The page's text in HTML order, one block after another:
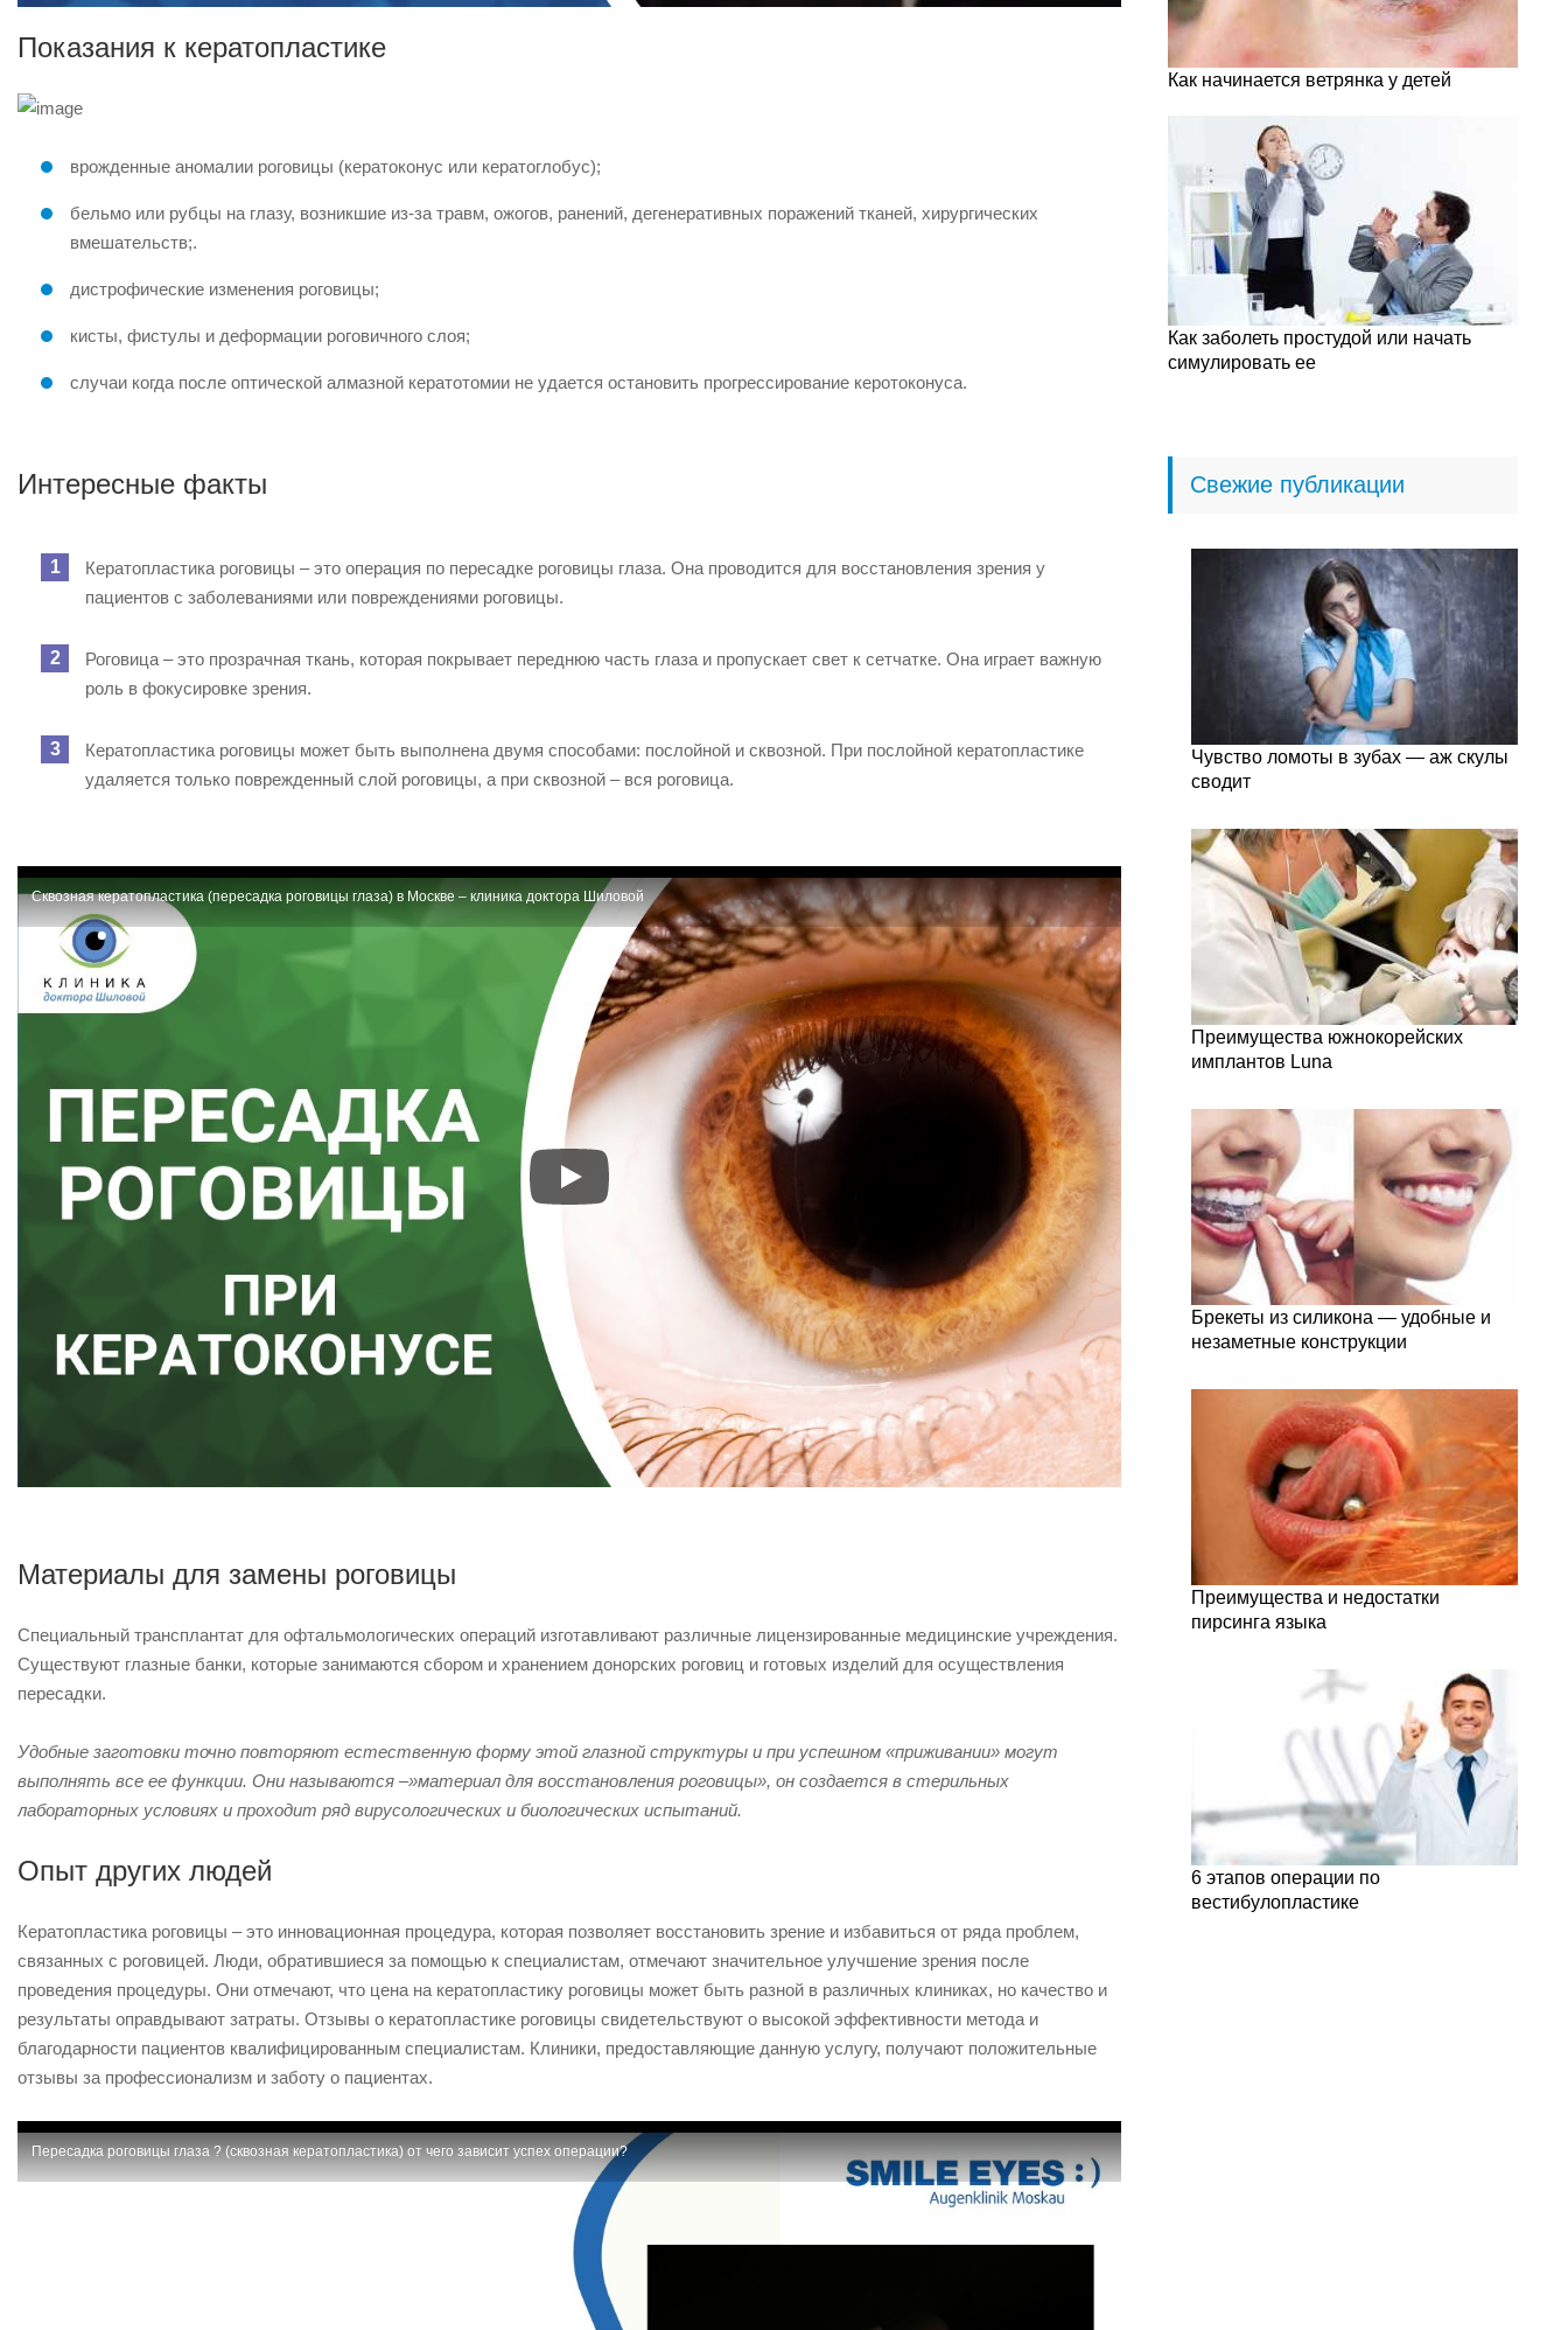
Показания к кератопластике
врожденные аномалии роговицы (кератоконус или кератоглобус);
бельмо или рубцы на глазу, возникшие из-за травм, ожогов, ранений, дегенеративных поражений тканей, хирургических
вмешательств;.
дистрофические изменения роговицы;
кисты, фистулы и деформации роговичного слоя;
случаи когда после оптической алмазной кератотомии не удается остановить прогрессирование керотоконуса.
Интересные факты
Кератопластика роговицы – это операция по пересадке роговицы глаза. Она проводится для восстановления зрения у
пациентов с заболеваниями или повреждениями роговицы.
Роговица – это прозрачная ткань, которая покрывает переднюю часть глаза и пропускает свет к сетчатке. Она играет важную
роль в фокусировке зрения.
Кератопластика роговицы может быть выполнена двумя способами: послойной и сквозной. При послойной кератопластике
удаляется только поврежденный слой роговицы, а при сквозной – вся роговица.
Сквозная кератопластика (пересадка роговицы глаза) в Москве – клиника доктора Шиловой
Материалы для замены роговицы
Специальный трансплантат для офтальмологических операций изготавливают различные лицензированные медицинские учреждения.
Существуют глазные банки, которые занимаются сбором и хранением донорских роговиц и готовых изделий для осуществления
пересадки.
Удобные заготовки точно повторяют естественную форму этой глазной структуры и при успешном «приживании» могут
выполнять все ее функции. Они называются –»материал для восстановления роговицы», он создается в стерильных
лабораторных условиях и проходит ряд вирусологических и биологических испытаний.
Опыт других людей
Кератопластика роговицы – это инновационная процедура, которая позволяет восстановить зрение и избавиться от ряда проблем,
связанных с роговицей. Люди, обратившиеся за помощью к специалистам, отмечают значительное улучшение зрения после
проведения процедуры. Они отмечают, что цена на кератопластику роговицы может быть разной в различных клиниках, но качество и
результаты оправдывают затраты. Отзывы о кератопластике роговицы свидетельствуют о высокой эффективности метода и
благодарности пациентов квалифицированным специалистам. Клиники, предоставляющие данную услугу, получают положительные
отзывы за профессионализм и заботу о пациентах.
Пересадка роговицы глаза ? (сквозная кератопластика) от чего зависит успех операции?
Как начинается ветрянка у детей
Как заболеть простудой или начать
симулировать ее
Свежие публикации
Чувство ломоты в зубах — аж скулы
сводит
Преимущества южнокорейских
имплантов Luna
Брекеты из силикона — удобные и
незаметные конструкции
Преимущества и недостатки
пирсинга языка
6 этапов операции по
вестибулопластике